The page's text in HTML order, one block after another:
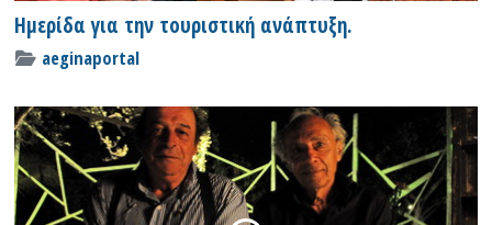
Ημερίδα για την τουριστική ανάπτυξη.
aeginaportal